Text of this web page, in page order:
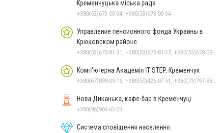
Кременчуцька міська рада
+380(53)673-00-34, +380(53)673-00-34
Управление пенсионного фонда Украины в
Крюковском районе
+380(53)675-81-31, +380(53)675-81-37, +380(53)678-09-01, +380(53)675-81-32, +380(53)675-81-40, +380(53)675-81-33, +380(53)675-81-38, +380(53)678-08-87
Комп'ютерна Академія IT STEP, Кременчук
+380(67)899-09-16, +380(50)426-07-51, +380(73)797-88-17
Нова Диканька, кафе-бар в Кременчуці
+380(96)904-63-23
Система сповіщення населення